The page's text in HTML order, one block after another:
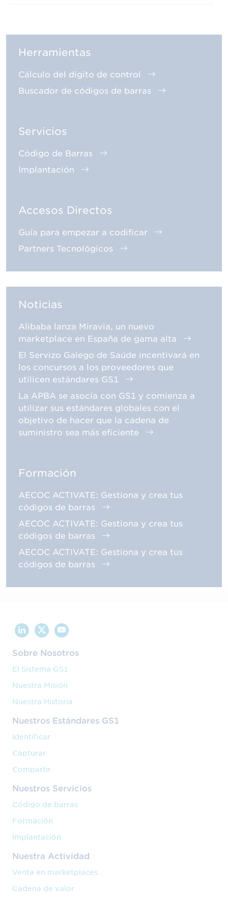
Herramientas
Cálculo del dígito de control
Buscador de códigos de barras
Servicios
Código de Barras
Implantación
Accesos Directos
Guía para empezar a codificar
Partners Tecnológicos
Noticias
Alibaba lanza Miravia, un nuevo
marketplace en España de gama alta
El Servizo Galego de Saúde incentivará en
los concursos a los proveedores que
utilicen estándares GS1
La APBA se asocia con GS1 y comienza a
utilizar sus estándares globales con el
objetivo de hacer que la cadena de
suministro sea más eficiente
Formación
AECOC ACTIVATE: Gestiona y crea tus
códigos de barras
AECOC ACTIVATE: Gestiona y crea tus
códigos de barras
AECOC ACTIVATE: Gestiona y crea tus
códigos de barras
Sobre Nosotros
El Sistema GS1
Nuestra Misión
Nuestra Historia
Nuestros Estándares GS1
Identificar
Capturar
Compartir
Nuestros Servicios
Código de barras
Formación
Implantación
Nuestra Actividad
Venta en marketplaces
Cadena de valor